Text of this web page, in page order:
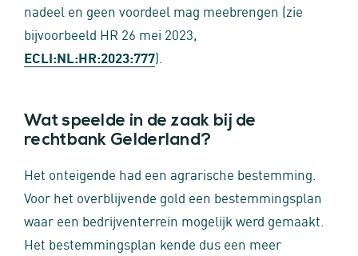
nadeel en geen voordeel mag meebrengen (zie
bijvoorbeeld HR 26 mei 2023,
ECLI:NL:HR:2023:777).
Wat speelde in de zaak bij de
rechtbank Gelderland?
Het onteigende had een agrarische bestemming.
Voor het overblijvende gold een bestemmingsplan
waar een bedrijventerrein mogelijk werd gemaakt.
Het bestemmingsplan kende dus een meer